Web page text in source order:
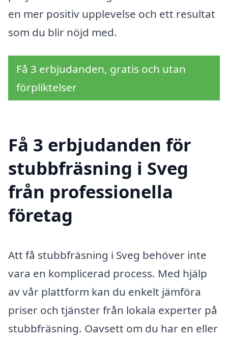
en mer positiv upplevelse och ett resultat
som du blir nöjd med.
Få 3 erbjudanden, gratis och utan
förpliktelser
Få 3 erbjudanden för
stubbfräsning i Sveg
från professionella
företag
Att få stubbfräsning i Sveg behöver inte
vara en komplicerad process. Med hjälp
av vår plattform kan du enkelt jämföra
priser och tjänster från lokala experter på
stubbfräsning. Oavsett om du har en eller